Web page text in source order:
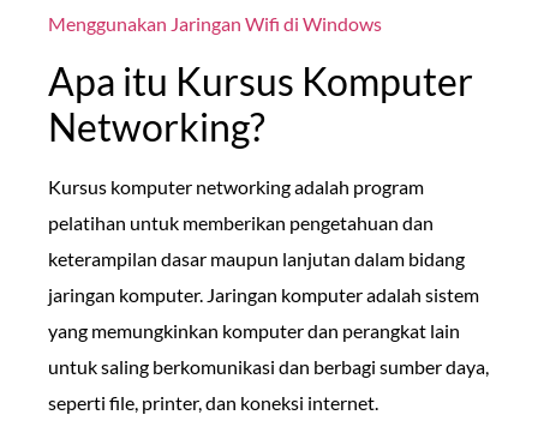
Menggunakan Jaringan Wifi di Windows
Apa itu Kursus Komputer
Networking?
Kursus komputer networking adalah program
pelatihan untuk memberikan pengetahuan dan
keterampilan dasar maupun lanjutan dalam bidang
jaringan komputer. Jaringan komputer adalah sistem
yang memungkinkan komputer dan perangkat lain
untuk saling berkomunikasi dan berbagi sumber daya,
seperti file, printer, dan koneksi internet.